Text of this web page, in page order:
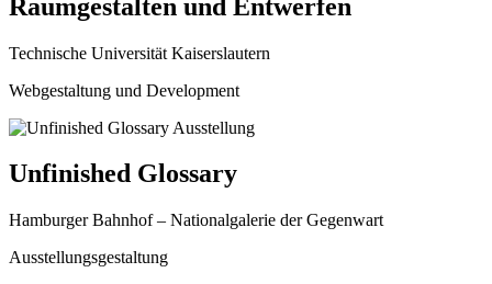
Raumgestalten und Entwerfen
Technische Universität Kaiserslautern
Webgestaltung und Development
Unfinished Glossary
Hamburger Bahnhof – Nationalgalerie der Gegenwart
Ausstellungsgestaltung